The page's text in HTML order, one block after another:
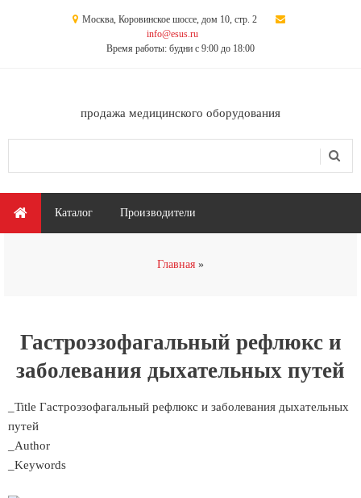
Москва, Коровинское шоссе, дом 10, стр. 2
info@esus.ru
Время работы: будни с 9:00 до 18:00
продажа медицинского оборудования
Главное меню
Каталог Производители
Главная
Гастроэзофагальный рефлюкс и
заболевания дыхательных путей
_Title Гастроэзофагальный рефлюкс и заболевания дыхательных
путей
_Author
_Keywords